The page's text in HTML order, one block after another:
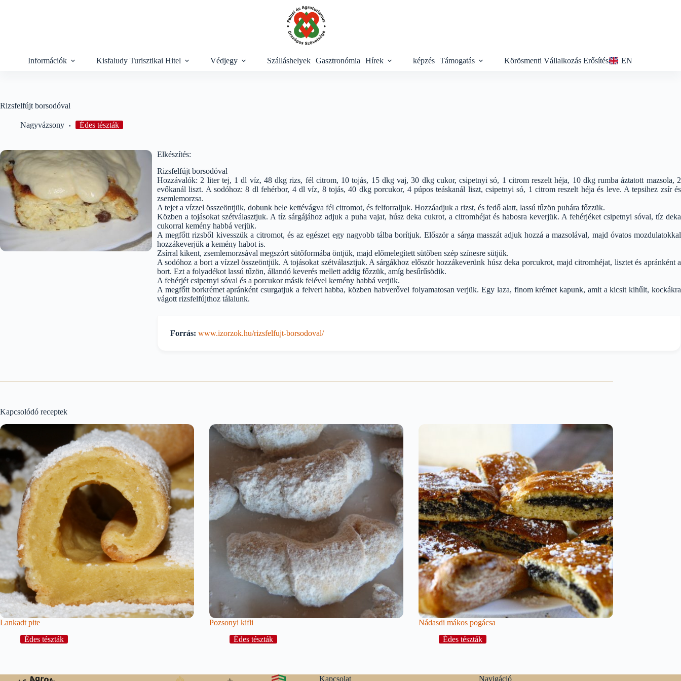
Információk Kisfaludy Turisztikai Hitel Védjegy Szálláshelyek Gasztronómia Hírek képzés Támogatás Körösmenti Vállalkozás Erősítés EN
Rizsfelfújt borsodóval
Nagyvázsony Édes tészták
Elkészítés:
Rizsfelfújt borsodóval
Hozzávalók: 2 liter tej, 1 dl víz, 48 dkg rizs, fél citrom, 10 tojás, 15 dkg vaj, 30 dkg cukor, csipetnyi só, 1 citrom reszelt héja, 10 dkg rumba áztatott mazsola, 2
evőkanál liszt. A sodóhoz: 8 dl fehérbor, 4 dl víz, 8 tojás, 40 dkg porcukor, 4 púpos teáskanál liszt, csipetnyi só, 1 citrom reszelt héja és leve. A tepsihez zsír és
zsemlemorzsa.
A tejet a vízzel összeöntjük, dobunk bele kettévágva fél citromot, és felforraljuk. Hozzáadjuk a rizst, és fedő alatt, lassú tűzön puhára főzzük.
Közben a tojásokat szétválasztjuk. A tíz sárgájához adjuk a puha vajat, húsz deka cukrot, a citromhéjat és habosra keverjük. A fehérjéket csipetnyi sóval, tíz deka
cukorral kemény habbá verjük.
A megfőtt rizsből kivesszük a citromot, és az egészet egy nagyobb tálba borítjuk. Először a sárga masszát adjuk hozzá a mazsolával, majd óvatos mozdulatokkal
hozzákeverjük a kemény habot is.
Zsírral kikent, zsemlemorzsával megszórt sütőformába öntjük, majd előmelegített sütőben szép színesre sütjük.
A sodóhoz a bort a vízzel összeöntjük. A tojásokat szétválasztjuk. A sárgákhoz először hozzákeverünk húsz deka porcukrot, majd citromhéjat, lisztet és apránként a
bort. Ezt a folyadékot lassú tűzön, állandó keverés mellett addig főzzük, amíg besűrűsödik.
A fehérjét csipetnyi sóval és a porcukor másik felével kemény habbá verjük.
A megfőtt borkrémet apránként csurgatjuk a felvert habba, közben habverővel folyamatosan verjük. Egy laza, finom krémet kapunk, amit a kicsit kihűlt, kockákra
vágott rizsfelfújthoz tálalunk.
Forrás: www.izorzok.hu/rizsfelfujt-borsodoval/
Kapcsolódó receptek
Lankadt pite
Édes tészták
Pozsonyi kifli
Édes tészták
Nádasdi mákos pogácsa
Édes tészták
Kapcsolat Navigáció